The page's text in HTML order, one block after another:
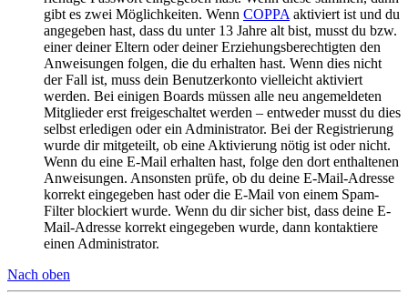
gibt es zwei Möglichkeiten. Wenn COPPA aktiviert ist und du
angegeben hast, dass du unter 13 Jahre alt bist, musst du bzw.
einer deiner Eltern oder deiner Erziehungsberechtigten den
Anweisungen folgen, die du erhalten hast. Wenn dies nicht
der Fall ist, muss dein Benutzerkonto vielleicht aktiviert
werden. Bei einigen Boards müssen alle neu angemeldeten
Mitglieder erst freigeschaltet werden – entweder musst du dies
selbst erledigen oder ein Administrator. Bei der Registrierung
wurde dir mitgeteilt, ob eine Aktivierung nötig ist oder nicht.
Wenn du eine E-Mail erhalten hast, folge den dort enthaltenen
Anweisungen. Ansonsten prüfe, ob du deine E-Mail-Adresse
korrekt eingegeben hast oder die E-Mail von einem Spam-
Filter blockiert wurde. Wenn du dir sicher bist, dass deine E-
Mail-Adresse korrekt eingegeben wurde, dann kontaktiere
einen Administrator.
Nach oben